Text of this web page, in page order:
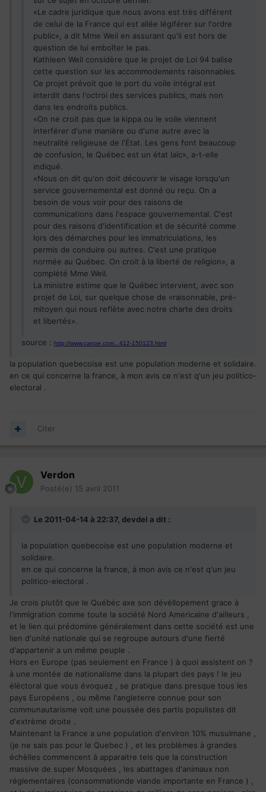
«Le cadre juridique que nous avons est très différent
de celui de la France qui est allée légiférer sur l'ordre
public», a dit Mme Weil en assurant qu'il est hors de
question de lui emboîter le pas.
Kathleen Weil considère que le projet de Loi 94 balise
cette question sur les accommodements raisonnables.
Ce projet prévoit que le port du voile intégral est
interdit dans l'octroi des services publics, mais non
dans les endroits publics.
«On ne croit pas que la kippa ou le voile viennent
interférer d'une manière ou d'une autre avec la
neutralité religieuse de l'État. Les gens font beaucoup
de confusion, le Québec est un état laïc», a-t-elle
indiqué.
«Nous on dit qu'on doit découvrir le visage lorsqu'un
service gouvernemental est donné ou reçu. On a
besoin de vous voir pour des raisons de
communications dans l'espace gouvernemental. C'est
pour des raisons d'identification et de sécurité comme
lors des démarches pour les immatriculations, les
permis de conduire ou autres. C'est une pratique
normée au Québec. On croit à la liberté de religion», a
complété Mme Weil.
La ministre estime que le Québec intervient, avec son
projet de Loi, sur quelque chose de «raisonnable, pré-
mitoyen qui nous reflète avec notre charte des droits
et libertés».
source : http://www.canoe.com...412-150123.html
la population quebecoise est une population moderne et solidaire.
en ce qui concerne la france, à mon avis ce n'est q'un jeu politico-
electoral .
Citer
Verdon
Posté(e) 15 avril 2011
Le 2011-04-14 à 22:37, devdel a dit :
la population quebecoise est une population moderne et
solidaire.
en ce qui concerne la france, à mon avis ce n'est q'un jeu
politico-electoral .
Je crois plutôt que le Québéc axe son dévéllopement grace à
l'immigration comme toute la société Nord Americaine d'ailleurs ,
et le lien qui prédomine généralement dans cette société est une
lien d'unité nationale qui se regroupe autours d'une fierté
d'appartenir a un même peuple .
Hors en Europe (pas seulement en France ) à quoi assistent on ?
à une montée de nationalisme dans la plupart des pays ! le jeu
élèctoral que vous évoquez , se pratique dans presque tous les
pays Européens , ou même l'angleterre connue pour son
communautarisme voit une poussée des partis populistes dit
d'extrème droite .
Maintenant la France a une population d'environ 10% musulmane ,
(je ne sais pas pour le Quebec ) , et les problèmes à grandes
échèlles commencent à apparaitre tels que la construction
massive de super Mosquées , les abattages d'animaux non
réglementaires (consommationde viande importante en France ) ,